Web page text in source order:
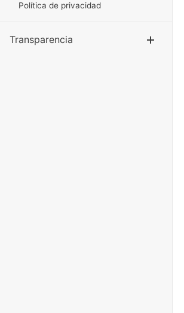
Política de privacidad
Transparencia